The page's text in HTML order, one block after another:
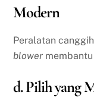
Modern
Peralatan
blower
d. Pilih yang